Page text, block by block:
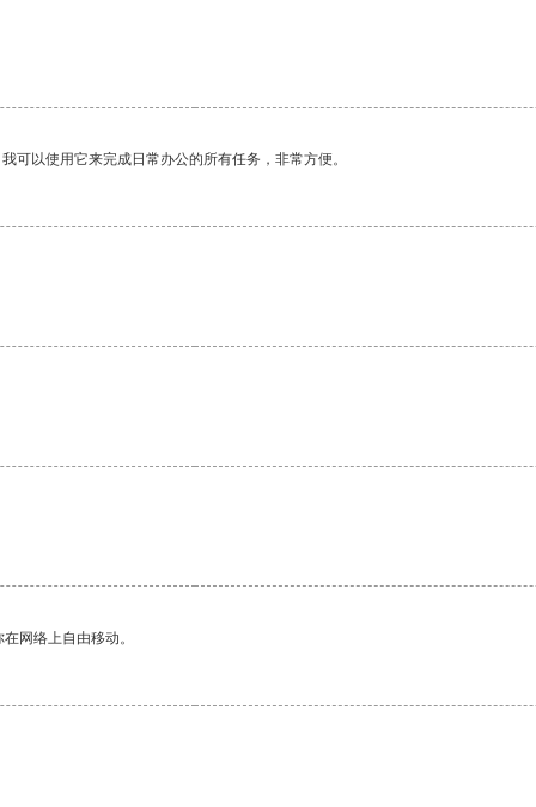
可以使用它来完成日常办公的所有任务，非常方便。
网络上自由移动。